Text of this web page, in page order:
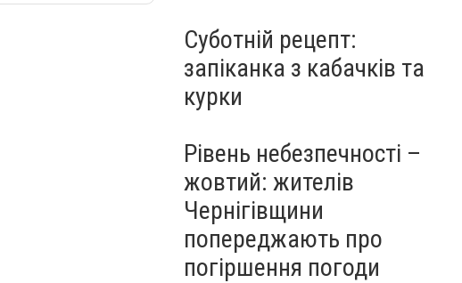
Суботній рецепт:
запіканка з кабачків та
курки
Рівень небезпечності –
жовтий: жителів
Чернігівщини
попереджають про
погіршення погоди